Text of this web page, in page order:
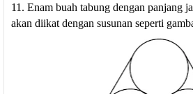
11. Enam buah tabung dengan panjang
akan diikat dengan susunan seperti